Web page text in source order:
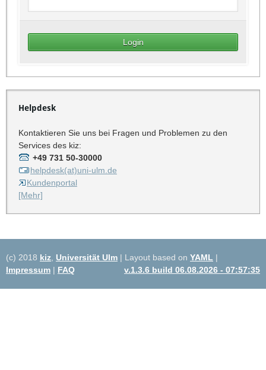
Helpdesk
Kontaktieren Sie uns bei Fragen und Problemen zu den
Services des kiz:
+49 731 50-30000
helpdesk(at)uni-ulm.de
Kundenportal
[Mehr]
(c) 2018 kiz Universität Ulm | Layout based on YAML |
Impressum | FAQ v.1.3.6 build 06.08.2026 - 07:57:35